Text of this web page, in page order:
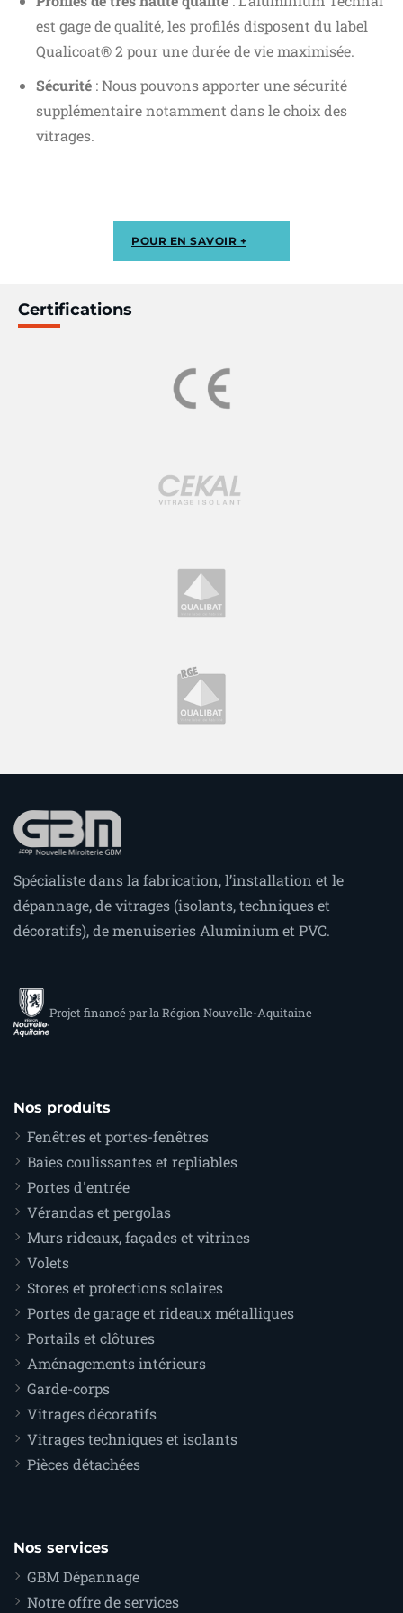
est gage de qualité, les profilés disposent du label
Qualicoat®2 pour une durée de vie maximisée.
Sécurité : Nous pouvons apporter une sécurité
supplémentaire notamment dans le choix des
vitrages.
POUR EN SAVOIR +
Certifications
Spécialiste dans la fabrication, l’installation et le
dépannage, de vitrages (isolants, techniques et
décoratifs), de menuiseries Aluminium et PVC.
Projet financé par la Région Nouvelle-Aquitaine
Nos produits
Fenêtres et portes-fenêtres
Baies coulissantes et repliables
Portes d'entrée
Vérandas et pergolas
Murs rideaux, façades et vitrines
Volets
Stores et protections solaires
Portes de garage et rideaux métalliques
Portails et clôtures
Aménagements intérieurs
Garde-corps
Vitrages décoratifs
Vitrages techniques et isolants
Pièces détachées
Nos services
GBM Dépannage
Notre offre de services